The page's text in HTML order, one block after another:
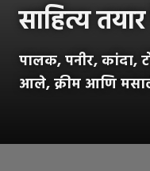
साहित्य
पालक, पनीर, कांदा,
आले, क्रीम आणि